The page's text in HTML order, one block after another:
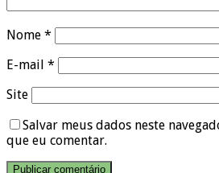
Nome *
E-mail *
Site
Salvar meus dados neste
que eu comentar.